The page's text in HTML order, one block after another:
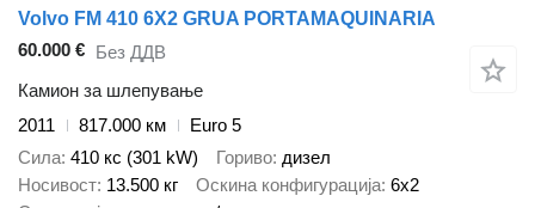
Volvo FM 410 6X2 GRUA PORTAMAQUINARIA
60.000 € Без ДДВ
Камион за шлепување
2011
817.000 км
Euro 5
Сила 410 кс (301 kW) Гориво дизел
Носивост 13.500 кг Оскина конфигурација 6x2